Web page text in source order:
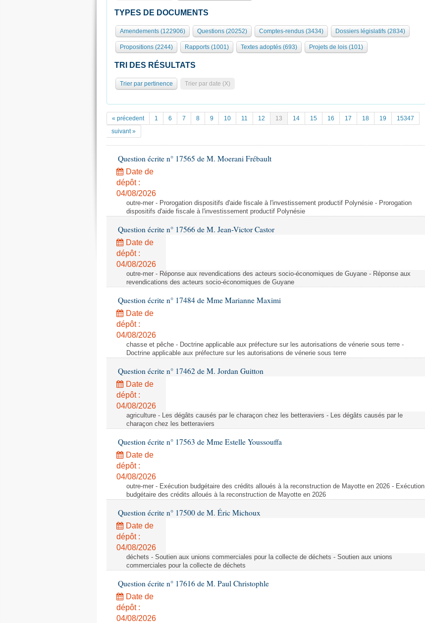
TYPES DE DOCUMENTS
Amendements (122906) Questions (20252) Comptes-rendus (3434) Dossiers législatifs (2834)
Propositions (2244) Rapports (1001) Textes adoptés (693) Projets de lois (101)
TRI DES RÉSULTATS
Trier par pertinence Trier par date (X)
« précedent 1 6 7 8 9 10 11 12 13 14 15 16 17 18 19
15347
suivant »
Question écrite n° 17565 de M. Moerani Frébault
Date de
dépôt :
04/08/2026
outre-mer - Prorogation dispositifs d'aide fiscale à l'investissement productif Polynésie - Prorogation
dispositifs d'aide fiscale à l'investissement productif Polynésie
Question écrite n° 17566 de M. Jean-Victor Castor
Date de
dépôt :
04/08/2026
outre-mer - Réponse aux revendications des acteurs socio-économiques de Guyane - Réponse aux
revendications des acteurs socio-économiques de Guyane
Question écrite n° 17484 de Mme Marianne Maximi
Date de
dépôt :
04/08/2026
chasse et pêche - Doctrine applicable aux préfecture sur les autorisations de vénerie sous terre -
Doctrine applicable aux préfecture sur les autorisations de vénerie sous terre
Question écrite n° 17462 de M. Jordan Guitton
Date de
dépôt :
04/08/2026
agriculture - Les dégâts causés par le charaçon chez les betteraviers - Les dégâts causés par le
charaçon chez les betteraviers
Question écrite n° 17563 de Mme Estelle Youssouffa
Date de
dépôt :
04/08/2026
outre-mer - Exécution budgétaire des crédits alloués à la reconstruction de Mayotte en 2026 - Exécution
budgétaire des crédits alloués à la reconstruction de Mayotte en 2026
Question écrite n° 17500 de M. Éric Michoux
Date de
dépôt :
04/08/2026
déchets - Soutien aux unions commerciales pour la collecte de déchets - Soutien aux unions
commerciales pour la collecte de déchets
Question écrite n° 17616 de M. Paul Christophle
Date de
dépôt :
04/08/2026